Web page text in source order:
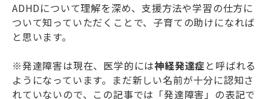
ADHDについて理解を深め、支援方法や学習の仕方に
ついて知っていただくことで、子育ての助けになれば
と思います。
※発達障害は現在、医学的には神経発達症と呼ばれる
ようになっています。まだ新しい名前が十分に認知さ
れていないので、この記事では「発達障害」の表記で